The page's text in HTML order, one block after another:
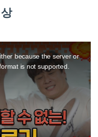
because the server or
is not supported.